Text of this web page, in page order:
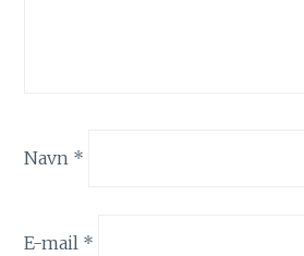
Navn *
E-mail *